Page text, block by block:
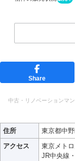
Share
中古・リノベーションマ
住所
東京都中
アクセス
東京メト
JR中央線